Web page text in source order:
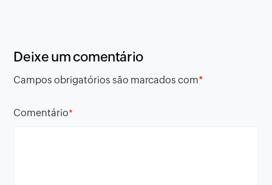
Deixe um comentário
Campos obrigatórios são marcados com*
Comentário*